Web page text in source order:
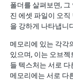
폴더를 살펴보면, 그
진 에셋 파일이 오직
을 강하게 나타냅니
메모리에 있는 각각
있으며, 이는 오브
들 텍스처는 서로 다
메모리에는 서로 다